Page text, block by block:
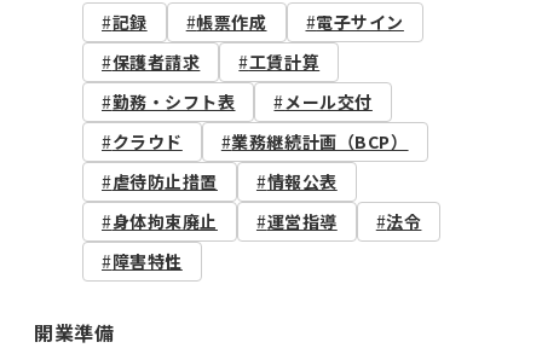
記録 帳票作成
電子サイン
保護者請求
工賃計算
勤務・シフト表
メール交付
クラウド
業務継続計画（BCP）
虐待防止措置
情報公表
身体拘束廃止
運営指導
法令
障害特性
開業準備